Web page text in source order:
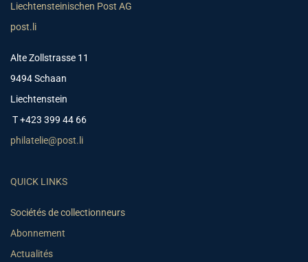
Liechtensteinischen Post AG
post.li
Alte Zollstrasse 11
9494 Schaan
Liechtenstein
T +423 399 44 66
philatelie@post.li
QUICK LINKS
Sociétés de collectionneurs
Abonnement
Actualités